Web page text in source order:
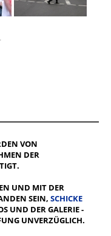
VON
DER
UND MIT DER
SEIN, SCHICKE
UND DER GALERIE -
UNVERZÜGLICH.